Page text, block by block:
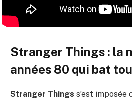
Stranger Things : la
années 80 qui bat
Stranger Things s’est imposée